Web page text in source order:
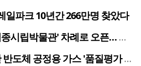
일파크 10년간 266만명 찾았다
물관' 차례로 오픈… 고운동 정주여건 좋아진다
체 공정용 가스 '품질평가 체계' 구축